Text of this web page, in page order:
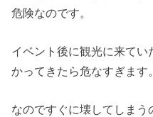
危険なのです。
イベント後に観光に来て
かってきたら危なすぎます。
なのですぐに壊してしまう